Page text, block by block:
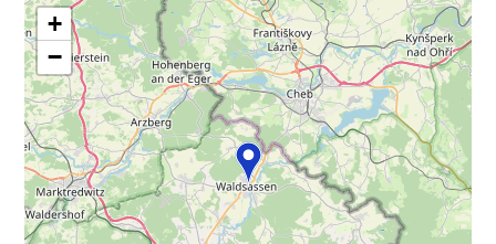
+
−